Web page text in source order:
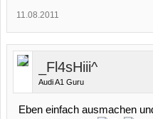
11.08.2011
_Fl4sHiii^
Audi A1 Guru
Eben einfach ausmachen